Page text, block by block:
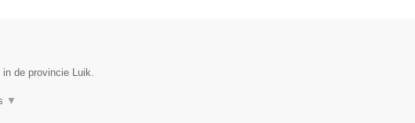
de provincie Luik.
▼